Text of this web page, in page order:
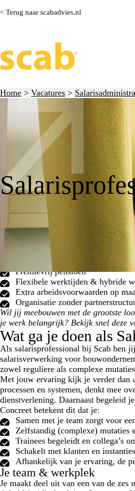
< Terug naar scabadvies.nl
Home > Vacatures >
35 verlofdagen
Premievrij pensioen
Flexibele werktijden & hybride
Extra arbeidsvoorwaarden op
Organisatie zonder
Wil jij meebouwen met de grootste
je werk belangrijk? Bekijk snel deze
Wat ga je doen als
Als salarisprofessional bij Scab ben
salarisverwerking voor
zowel reguliere als complexe
Met jouw ervaring kijk je verder dan
processen en systemen, denkt mee
dienstverlening. Daarnaast begeleid
Concreet betekent dit dat je:
Samen met je team zorgt voor
Zelfstandig (complexe) mutaties
Trainees begeleidt en collega’s
Schakelt met klanten en
Afhankelijk van je ervaring, de
Je team & werkplek
Je maakt deel uit van een van de